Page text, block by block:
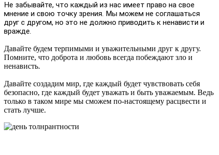
Не забывайте, что каждый из нас имеет право на свое
мнение и свою точку зрения. Мы можем не соглашаться
друг с другом, но это не должно приводить к ненависти и
вражде.
Давайте будем терпимыми и уважительными друг к другу.
Помните, что доброта и любовь всегда побеждают зло и
ненависть.
Давайте создадим мир, где каждый будет чувствовать себя
безопасно, где каждый будет уважать и быть уважаемым. Ведь
только в таком мире мы сможем по-настоящему расцвести и
стать лучше.